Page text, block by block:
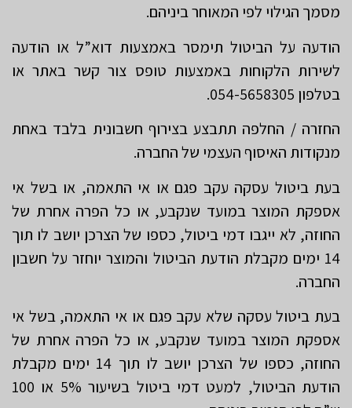
מסמך הגילוי לפי המאוחר ביניהם.
הודעה על הביטול תימסר באמצעות דוא”ל או הודעה
לשירות הלקוחות באמצעות טופס צור קשר באתר או
בטלפון 054-5658305.
החזרה / החלפה תתבצע בצירוף חשבונית בלבד באחת
מנקודות האיסוף העצמי של החברה.
בעת ביטול עסקה עקב פגם או אי התאמה, או בשל אי
אספקת המוצר במועד שנקבע, או כל הפרה אחרת של
החוזה, לא ייגבו דמי ביטול, כספו של הצרכן יושב לו תוך
14 ימים מקבלת הודעת הביטול והמוצר יוחזר על חשבון
החברה.
בעת ביטול עסקה שלא עקב פגם או אי התאמה, בשל אי
אספקת המוצר במועד שנקבע, או כל הפרה אחרת של
החוזה, כספו של הצרכן יושב לו תוך 14 ימים מקבלת
הודעת הביטול, למעט דמי ביטול בשיעור 5% או 100